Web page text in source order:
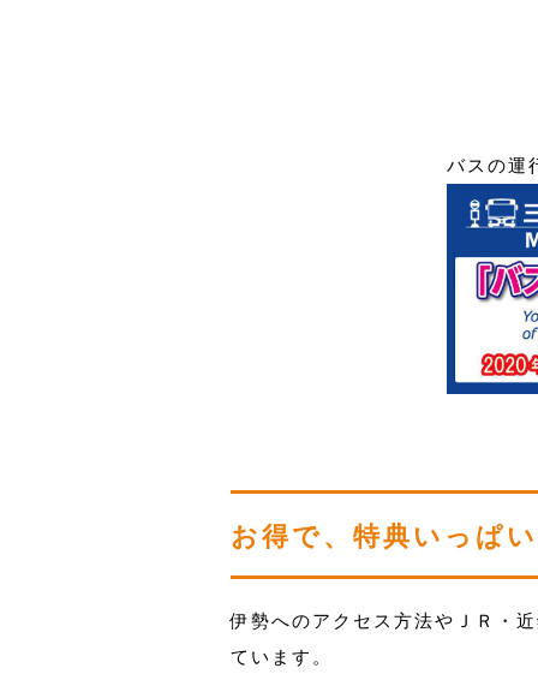
バスの運
お得で、特典いっぱ
伊勢へのアクセス方法やＪＲ・
ています。